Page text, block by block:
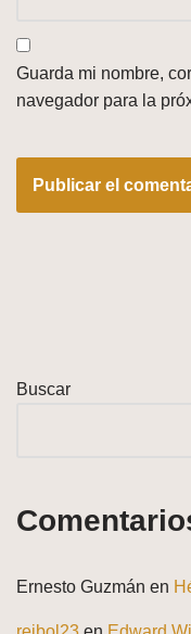
Guarda mi nombre,
navegador para la
Buscar
Ernesto Guzmán en